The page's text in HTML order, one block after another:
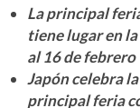
La principal
tiene lugar en
al 16 de febrero
Japón celebra
principal feria